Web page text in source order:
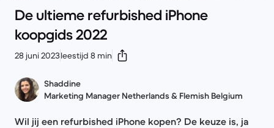
De ultieme refurbished iPhone
koopgids 2022
28 juni 2023leestijd 8 min
Shaddine
Marketing Manager Netherlands & Flemish Belgium
Wil jij een refurbished iPhone kopen? De keuze is, ja